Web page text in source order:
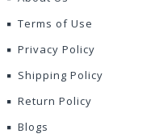
Terms of Use
Privacy Policy
Shipping Policy
Return Policy
Blogs